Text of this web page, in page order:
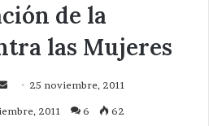
de la
las Mujeres
Send 25 noviembre, 2011
2011 6 62